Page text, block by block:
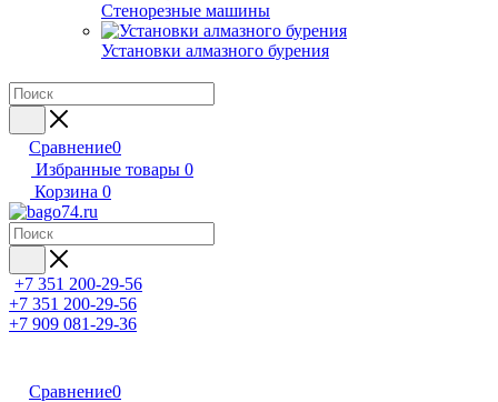
Стенорезные машины
Установки алмазного бурения
Сравнение0
Избранные товары 0
Корзина 0
+7 351 200-29-56
+7 351 200-29-56
+7 909 081-29-36
Сравнение0